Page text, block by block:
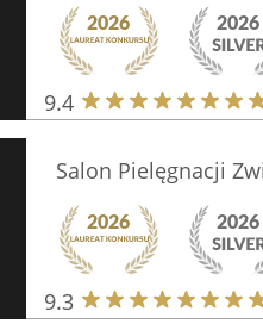
9.4
Salon Pielęgnacji
9.3